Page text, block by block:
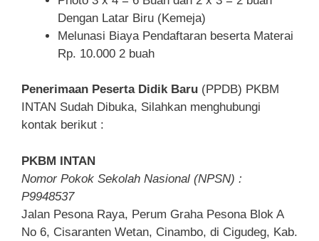
Dengan Latar Biru (Kemeja)
Melunasi Biaya Pendaftaran beserta Materai
Rp. 10.000 2 buah
Penerimaan Peserta Didik Baru (PPDB) PKBM
INTAN Sudah Dibuka, Silahkan menghubungi
kontak berikut :
PKBM INTAN
Nomor Pokok Sekolah Nasional (NPSN) :
P9948537
Jalan Pesona Raya, Perum Graha Pesona Blok A
No 6, Cisaranten Wetan, Cinambo, di Cigudeg, Kab.